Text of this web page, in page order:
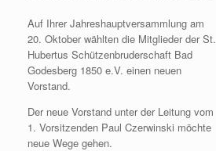
Auf Ihrer Jahreshauptversammlung am
20. Oktober wählten die Mitglieder der St.
Hubertus Schützenbruderschaft Bad
Godesberg 1850 e.V. einen neuen
Vorstand.
Der neue Vorstand unter der Leitung vom
1. Vorsitzenden Paul Czerwinski möchte
neue Wege gehen.